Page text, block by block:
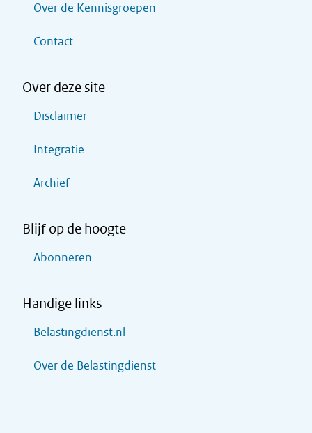
Over de Kennisgroepen
Contact
Over deze site
Disclaimer
Integratie
Archief
Blijf op de hoogte
Abonneren
Handige links
Belastingdienst.nl
Over de Belastingdienst